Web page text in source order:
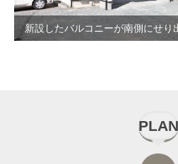
新設したバルコニーが南側にせり
PLAN